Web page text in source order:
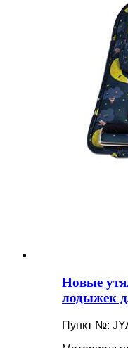
Новые
лодыжек
Пункт №: